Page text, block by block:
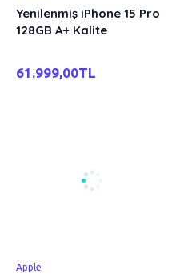
Yenilenmiş iPhone 15 Pro
128GB A+ Kalite
61.999,00TL
Apple